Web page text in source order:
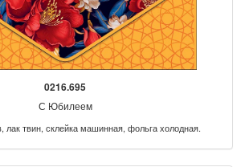
0216.695
С Юбилеем
лак твин, склейка машинная, фольга холодная.